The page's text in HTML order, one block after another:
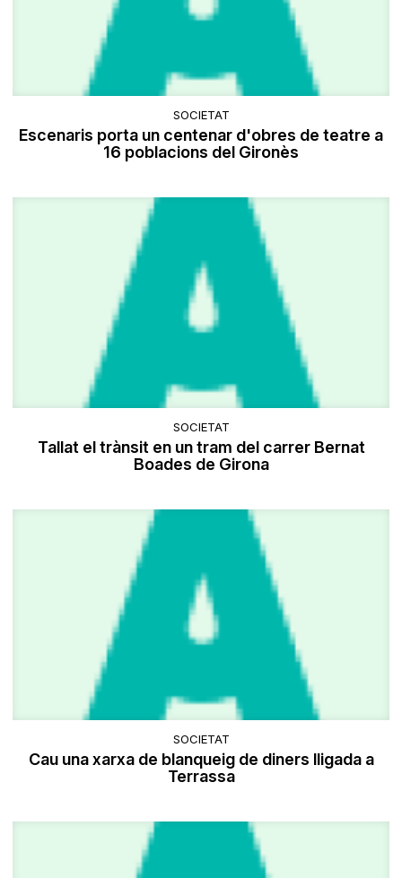
SOCIETAT
Escenaris porta un centenar d'obres de teatre a
16 poblacions del Gironès
SOCIETAT
Tallat el trànsit en un tram del carrer Bernat
Boades de Girona
SOCIETAT
Cau una xarxa de blanqueig de diners lligada a
Terrassa